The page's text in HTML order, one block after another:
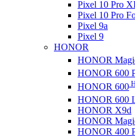
Pixel 10 Pro
Pixel 10 Pro
Pixel 9a
Pixel 9
HONOR
HONOR
HONOR 600
HONOR 600
HONOR 600
HONOR X9d
HONOR
HONOR 400